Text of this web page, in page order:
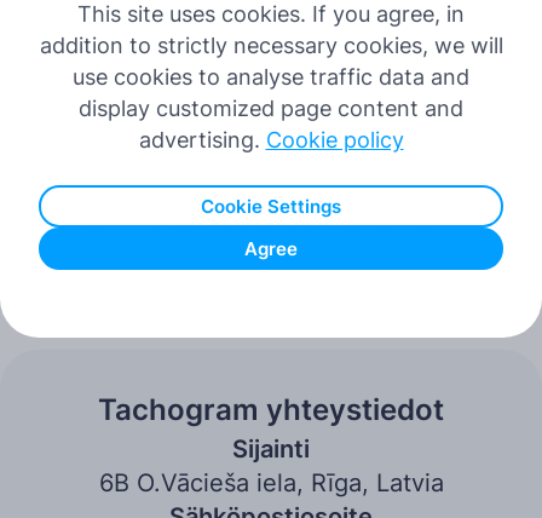
This site uses cookies. If you agree, in
addition to strictly necessary cookies, we will
use cookies to analyse traffic data and
display customized page content and
advertising. Cookie policy
Cookie Settings
Agree
Français
Italiano
Tachogram yhteystiedot
Sijainti
6B O.Vācieša iela, Rīga, Latvia
Hyväksyn käyttöehdot ja sen, että Tachogram käsittelee
henkilötietojani tietosuojaselosteen mukaisesti.